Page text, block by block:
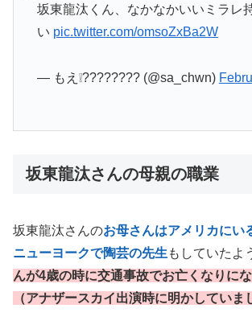
坂東龍汰くん、なかなかいいミラレ
い pic.twitter.com/omsoZxBa2W
— もえ❕???????? (@sa_chwn)
坂東龍汰さんの母親の職業
坂東龍汰さんのお母さんはアメリカにい
ニューヨークで陶芸の先生もしていたよ
んが4歳の時に交通事故でお亡くなりにな
（アナザースカイ出演時に明かしていま